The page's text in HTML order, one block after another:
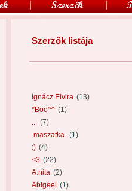
Szerzők listája
Ignácz Elvira (13)
*Boo^^ (1)
(7)
.maszatka.
(1)
:) (4)
<3 (22)
A.nita (2)
Abigeel
(1)